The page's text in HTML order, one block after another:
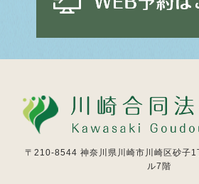
〒210-8544 神奈川県川崎市川崎区砂子
ル7階